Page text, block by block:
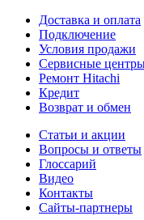
Доставка и оплата
Подключение
Условия продажи
Сервисные
Ремонт Hitachi
Кредит
Возврат и обмен
Cтатьи и акции
Вопросы и ответы
Глоссарий
Видео
Контакты
Сайты-партнеры